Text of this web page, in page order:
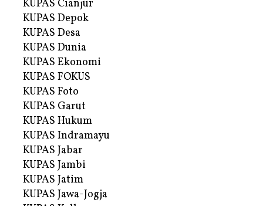
KUPAS Cianjur
KUPAS Depok
KUPAS Desa
KUPAS Dunia
KUPAS Ekonomi
KUPAS FOKUS
KUPAS Foto
KUPAS Garut
KUPAS Hukum
KUPAS Indramayu
KUPAS Jabar
KUPAS Jambi
KUPAS Jatim
KUPAS Jawa-Jogja